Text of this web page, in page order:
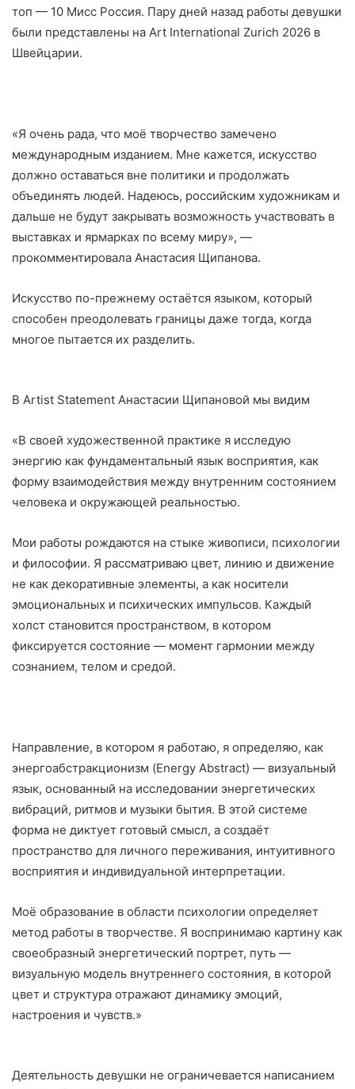
топ — 10 Мисс Россия. Пару дней назад работы девушки
были представлены на Art International Zurich 2026 в
Швейцарии.
«Я очень рада, что моё творчество замечено
международным изданием. Мне кажется, искусство
должно оставаться вне политики и продолжать
объединять людей. Надеюсь, российским художникам и
дальше не будут закрывать возможность участвовать в
выставках и ярмарках по всему миру», —
прокомментировала Анастасия Щипанова.
Искусство по-прежнему остаётся языком, который
способен преодолевать границы даже тогда, когда
многое пытается их разделить.
В Artist Statement Анастасии Щипановой мы видим
«В своей художественной практике я исследую
энергию как фундаментальный язык восприятия, как
форму взаимодействия между внутренним состоянием
человека и окружающей реальностью.
Мои работы рождаются на стыке живописи, психологии
и философии. Я рассматриваю цвет, линию и движение
не как декоративные элементы, а как носители
эмоциональных и психических импульсов. Каждый
холст становится пространством, в котором
фиксируется состояние — момент гармонии между
сознанием, телом и средой.
Направление, в котором я работаю, я определяю, как
энергоабстракционизм (Energy Abstract) — визуальный
язык, основанный на исследовании энергетических
вибраций, ритмов и музыки бытия. В этой системе
форма не диктует готовый смысл, а создаёт
пространство для личного переживания, интуитивного
восприятия и индивидуальной интерпретации.
Моё образование в области психологии определяет
метод работы в творчестве. Я воспринимаю картину как
своеобразный энергетический портрет, путь —
визуальную модель внутреннего состояния, в которой
цвет и структура отражают динамику эмоций,
настроения и чувств.»
Деятельность девушки не ограничевается написанием